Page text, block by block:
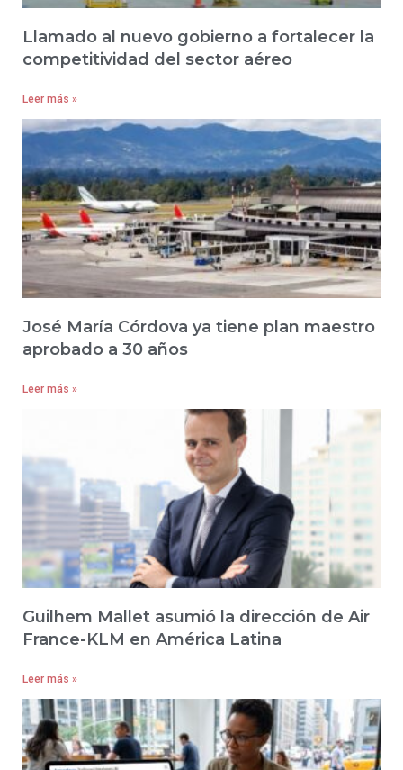
Llamado al nuevo gobierno a fortalecer la
competitividad del sector aéreo
Leer más »
José María Córdova ya tiene plan maestro
aprobado a 30 años
Leer más »
Guilhem Mallet asumió la dirección de Air
France-KLM en América Latina
Leer más »